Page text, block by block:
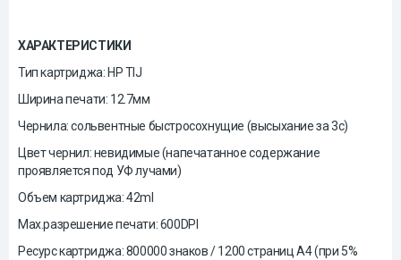
ХАРАКТЕРИСТИКИ
Тип картриджа: HP TIJ
Ширина печати: 12.7мм
Чернила: сольвентные быстросохнущие (высыхание за 3с)
Цвет чернил: невидимые (напечатанное содержание
проявляется под УФ лучами)
Объем картриджа: 42ml
Max.разрешение печати: 600DPI
Ресурс картриджа: 800000 знаков / 1200 страниц A4 (при 5%